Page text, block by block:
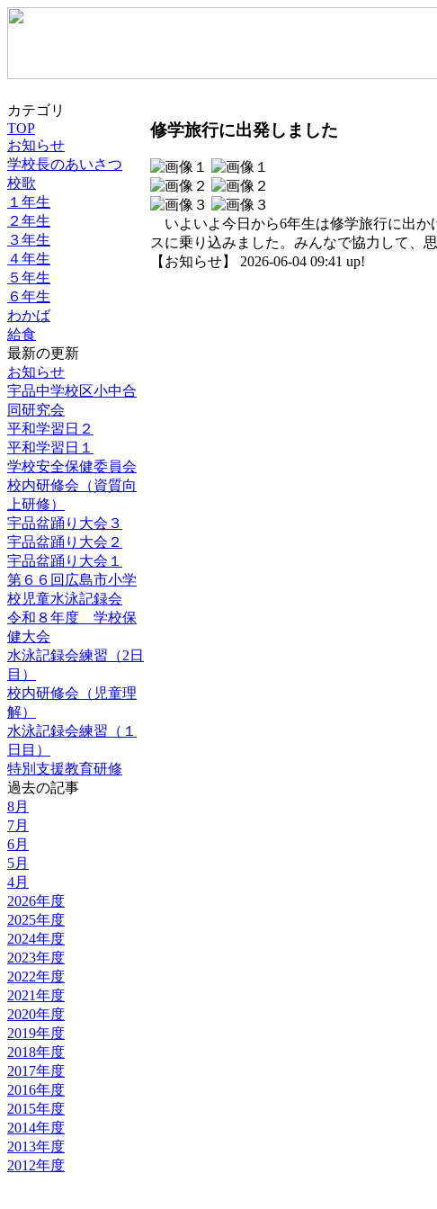
カテゴリ
TOP
お知らせ
学校長のあいさつ
校歌
１年生
２年生
３年生
４年生
５年生
６年生
わかば
給食
最新の更新
お知らせ
宇品中学校区小中合
同研究会
平和学習日２
平和学習日１
学校安全保健委員会
校内研修会（資質向
上研修）
宇品盆踊り大会３
宇品盆踊り大会２
宇品盆踊り大会１
第６６回広島市小学
校児童水泳記録会
令和８年度 学校保
健大会
水泳記録会練習（2日
目）
校内研修会（児童理
解）
水泳記録会練習（１
日目）
特別支援教育研修
過去の記事
8月
7月
6月
5月
4月
2026年度
2025年度
2024年度
2023年度
2022年度
2021年度
2020年度
2019年度
2018年度
2017年度
2016年度
2015年度
2014年度
2013年度
2012年度
修学旅行に出発しました
いよいよ今日から6年生は修学旅行に出か
スに乗り込みました。みんなで協力して、
【お知らせ】 2026-06-04 09:41 up!